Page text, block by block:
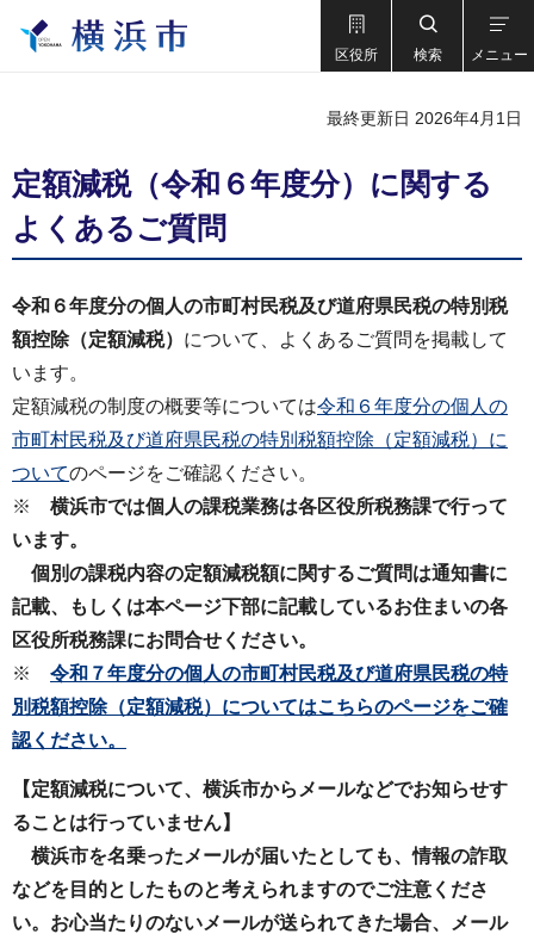
区役所 検索 メニュー
最終更新日 2026年4月1日
定額減税（令和６年度分）に関する
よくあるご質問
令和６年度分の個人の市町村民税及び道府県民税の特別税
額控除（定額減税） について、よくあるご質問を掲載して
います。
定額減税の制度の概要等については令和６年度分の個人の
市町村民税及び道府県民税の特別税額控除（定額減税）に
ついてのページをご確認ください。
※ 横浜市では個人の課税業務は各区役所税務課で行って
います。
個別の課税内容の定額減税額に関するご質問は通知書に
記載、もしくは本ページ下部に記載しているお住まいの各
区役所税務課にお問合せください。
※ 令和７年度分の個人の市町村民税及び道府県民税の特
別税額控除（定額減税）についてはこちらのページをご確
認ください。
【定額減税について、横浜市からメールなどでお知らせす
ることは行っていません】
横浜市を名乗ったメールが届いたとしても、情報の詐取
などを目的としたものと考えられますのでご注意くださ
い。お心当たりのないメールが送られてきた場合、メール